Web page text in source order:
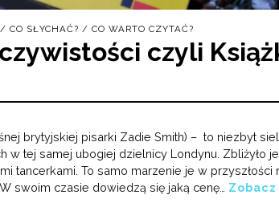
/ CO SŁYCHAĆ? / CO WARTO CZYTAĆ?
czyli
brytyjskiej pisarki Zadie Smith) – to niezbyt
w tej samej ubogiej dzielnicy Londynu. Zbliżyło
tancerkami. To samo marzenie je w przyszłości
swoim czasie dowiedzą się jaką cenę… Zobacz